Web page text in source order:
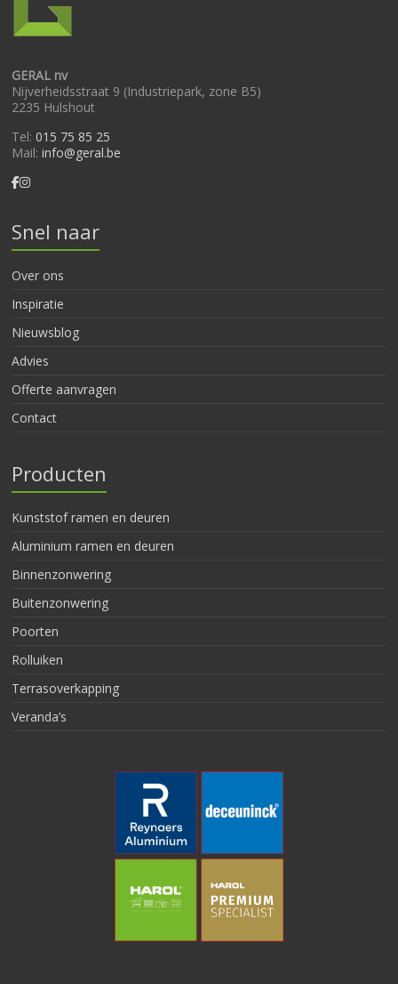
GERAL nv
Nijverheidsstraat 9 (Industriepark, zone B5)
2235 Hulshout
Tel: 015 75 85 25
Mail:info@geral.be
Snel naar
Over ons
Inspiratie
Nieuwsblog
Advies
Offerte aanvragen
Contact
Producten
Kunststof ramen en deuren
Aluminium ramen en deuren
Binnenzonwering
Buitenzonwering
Poorten
Rolluiken
Terrasoverkapping
Veranda’s